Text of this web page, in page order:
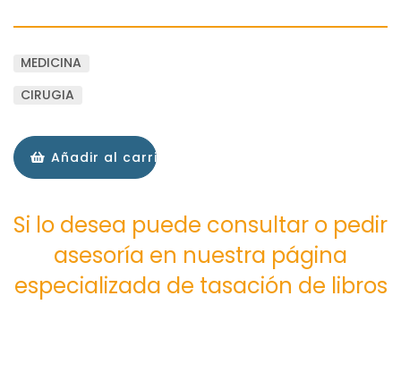
MEDICINA
CIRUGIA
Añadir al carrito
Si lo desea puede consultar o pedir
asesoría en nuestra página
especializada de tasación de libros